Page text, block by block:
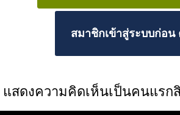
สมาชิกเข้าสู่ระบบก่อน
แสดงความคิดเห็นเป็นคนแรก